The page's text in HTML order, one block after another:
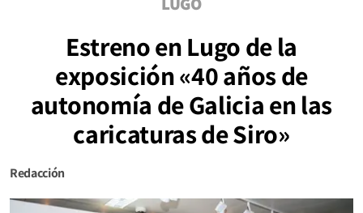
Estreno en Lugo de la
exposición «40 años de
autonomía de Galicia en las
caricaturas de Siro»
Redacción